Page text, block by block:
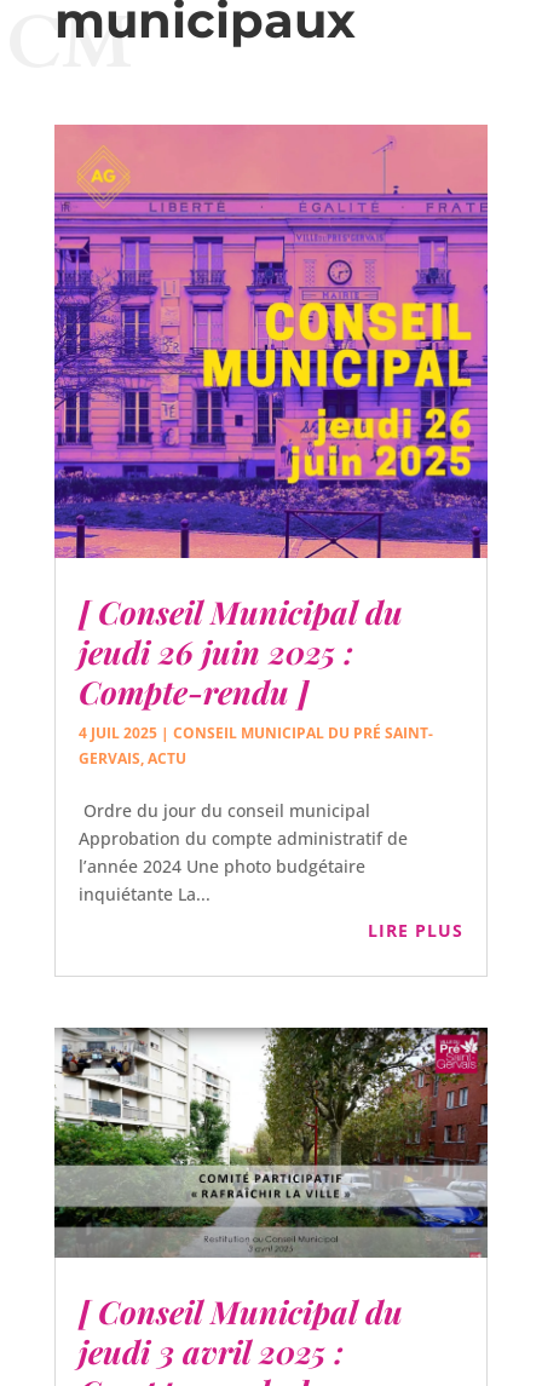
municipaux
CM
[ Conseil Municipal du
jeudi 26 juin 2025 :
Compte-rendu ]
4 JUIL 2025| CONSEIL MUNICIPAL DU PRÉ SAINT-
GERVAIS,ACTU
Ordre du jour du conseil municipal
Approbation du compte administratif de
l’année 2024 Une photo budgétaire
inquiétante La...
LIRE PLUS
[ Conseil Municipal du
jeudi 3 avril 2025 :